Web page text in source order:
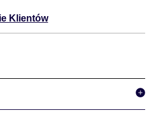
Klientów